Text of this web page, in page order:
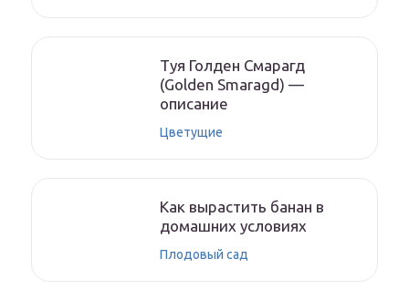
Туя Голден Смарагд
(Golden Smaragd) —
описание
Цветущие
Как вырастить банан в
домашних условиях
Плодовый сад